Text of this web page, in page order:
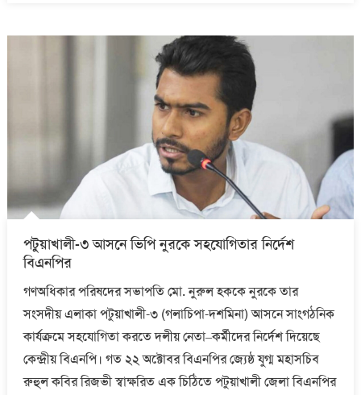
পটুয়াখালী-৩ আসনে ভিপি নুরকে সহযোগিতার নির্দেশ
বিএনপির
গণঅধিকার পরিষদের সভাপতি মো. নুরুল হককে নুরকে তার
সংসদীয় এলাকা পটুয়াখালী-৩ (গলাচিপা-দশমিনা) আসনে সাংগঠনিক
কার্যক্রমে সহযোগিতা করতে দলীয় নেতা–কর্মীদের নির্দেশ দিয়েছে
কেন্দ্রীয় বিএনপি। গত ২২ অক্টোবর বিএনপির জ্যেষ্ঠ যুগ্ম মহাসচিব
রুহুল কবির রিজভী স্বাক্ষরিত এক চিঠিতে পটুয়াখালী জেলা বিএনপির